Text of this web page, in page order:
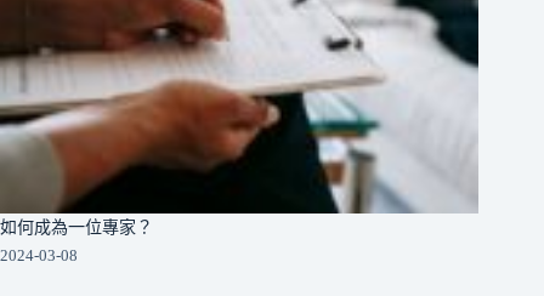
如何成為一位專家？
2024-03-08